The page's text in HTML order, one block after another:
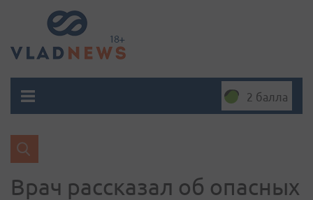
2 балла
Врач рассказал об опасных